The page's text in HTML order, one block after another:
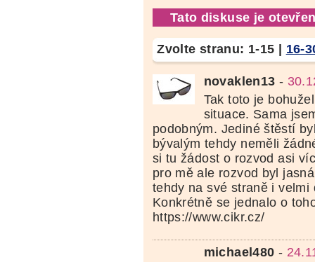
Tato diskuse je
Zvolte stranu: 1-15 | 16-
novaklen13 -
Tak toto je
situace. Sama
podobným. Jediné štěstí
bývalým tehdy neměli
si tu žádost o rozvod asi
pro mě ale rozvod byl
tehdy na své straně i velmi
Konkrétně se jednalo o
https://www.cikr.cz/
michael480 -